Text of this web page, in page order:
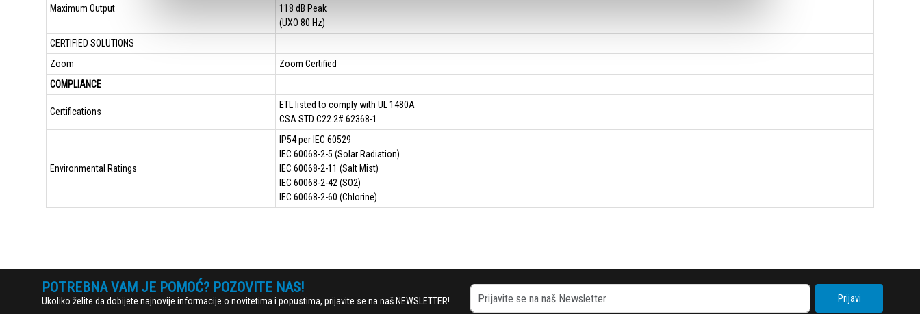
Maximum Output
118 dB Peak
(UXO 80 Hz)
CERTIFIED SOLUTIONS
Zoom
Zoom Certified
COMPLIANCE
Certifications
ETL listed to comply with UL 1480A
CSA STD C22.2# 62368-1
Environmental Ratings
IP54 per IEC 60529
IEC 60068-2-5 (Solar Radiation)
IEC 60068-2-11 (Salt Mist)
IEC 60068-2-42 (SO2)
IEC 60068-2-60 (Chlorine)
POTREBNA VAM JE POMOĆ? POZOVITE NAS!
Ukoliko želite da dobijete najnovije informacije o novitetima i popustima, prijavite se na naš NEWSLETTER! Prijavi